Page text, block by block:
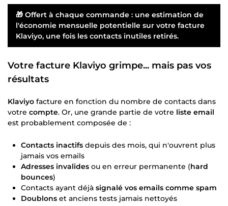
🎁 Offert à chaque commande : une estimation de
l'économie mensuelle potentielle sur votre facture
Klaviyo, une fois les contacts inutiles retirés.
Votre facture Klaviyo grimpe... mais pas vos
résultats
Klaviyo facture en fonction du nombre de contacts dans
votre compte. Or, une grande partie de votre liste email
est probablement composée de :
Contacts inactifs depuis des mois, qui n'ouvrent plus
jamais vos emails
Adresses invalides ou en erreur permanente (hard
bounces)
Contacts ayant déjà signalé vos emails comme spam
Doublons et anciens tests jamais nettoyés